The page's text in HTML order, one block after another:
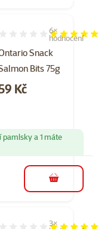
Snack
Bits 75g
Hodnocení 97%, počet
6×
hodnocení
Kč
pamlsky a 1 máte
do košíku
3×